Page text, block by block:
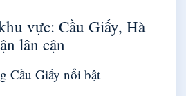
vực: Cầu Giấy, Hà
lân cận
Cầu Giấy nổi bật